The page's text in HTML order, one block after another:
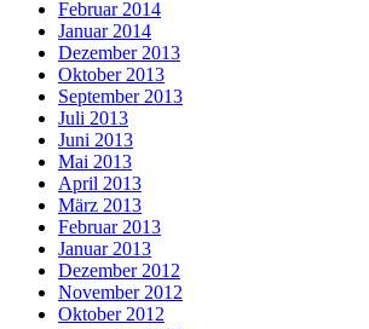
Februar 2014
Januar 2014
Dezember 2013
Oktober 2013
September 2013
Juli 2013
Juni 2013
Mai 2013
April 2013
März 2013
Februar 2013
Januar 2013
Dezember 2012
November 2012
Oktober 2012